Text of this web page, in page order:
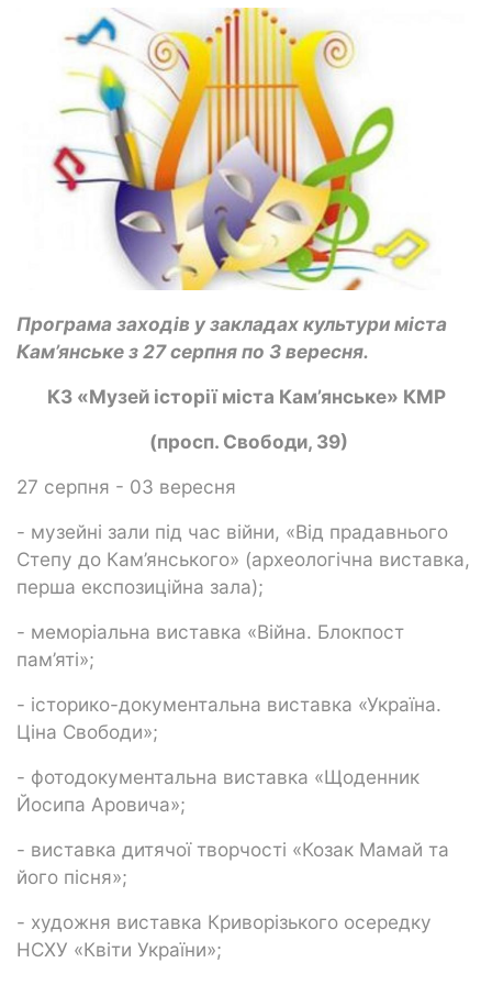
Програма заходів у закладах культури міста
Кам’янське з 27 серпня по 3 вересня.
КЗ «Музей історії міста Кам’янське» КМР
(просп. Свободи, 39)
27 серпня - 03 вересня
- музейні зали під час війни, «Від прадавнього
Степу до Кам’янського» (археологічна виставка,
перша експозиційна зала);
- меморіальна виставка «Війна. Блокпост
пам’яті»;
- історико-документальна виставка «Україна.
Ціна Свободи»;
- фотодокументальна виставка «Щоденник
Йосипа Аровича»;
- виставка дитячої творчості «Козак Мамай та
його пісня»;
- художня виставка Криворізького осередку
НСХУ «Квіти України»;